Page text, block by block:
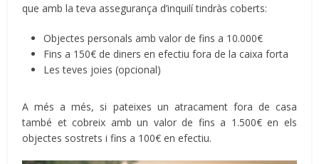
que amb la teva assegurança d’inquilí tindràs coberts:
Objectes personals amb valor de fins a 10.000€
Fins a 150€ de diners en efectiu fora de la caixa forta
Les teves joies (opcional)
A més a més, si pateixes un atracament fora de casa
també et cobreix amb un valor de fins a 1.500€ en els
objectes sostrets i fins a 100€ en efectiu.